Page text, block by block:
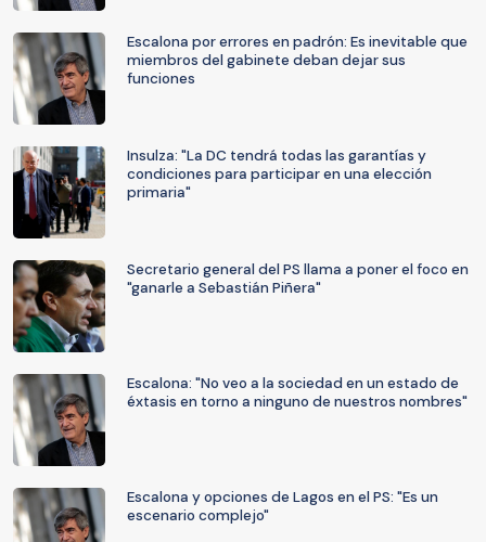
Escalona por errores en padrón: Es inevitable que
miembros del gabinete deban dejar sus
funciones
Insulza: "La DC tendrá todas las garantías y
condiciones para participar en una elección
primaria"
Secretario general del PS llama a poner el foco en
"ganarle a Sebastián Piñera"
Escalona: "No veo a la sociedad en un estado de
éxtasis en torno a ninguno de nuestros nombres"
Escalona y opciones de Lagos en el PS: "Es un
escenario complejo"